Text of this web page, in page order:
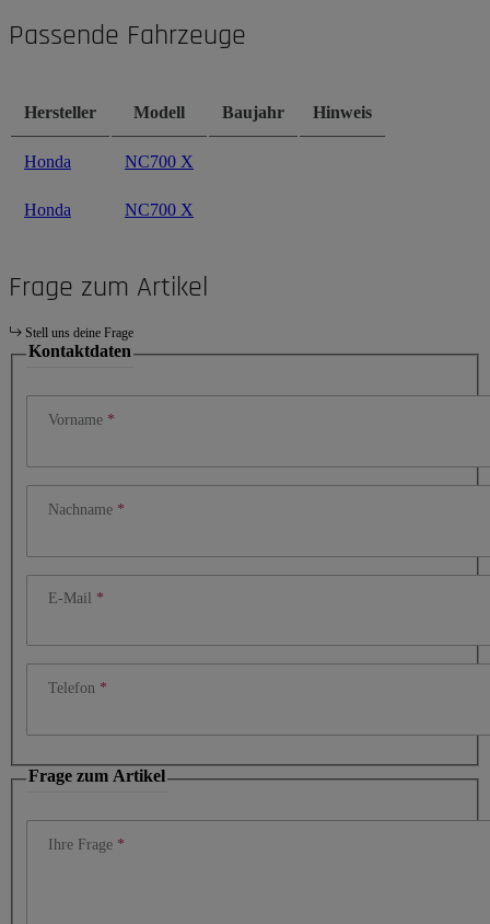
Passende Fahrzeuge
Hersteller Modell Baujahr Hinweis
Honda NC700 X
Honda NC700 X
Frage zum Artikel
Stell uns deine Frage
Kontaktdaten
Vorname
Nachname
E-Mail
Telefon
Frage zum Artikel
Ihre Frage